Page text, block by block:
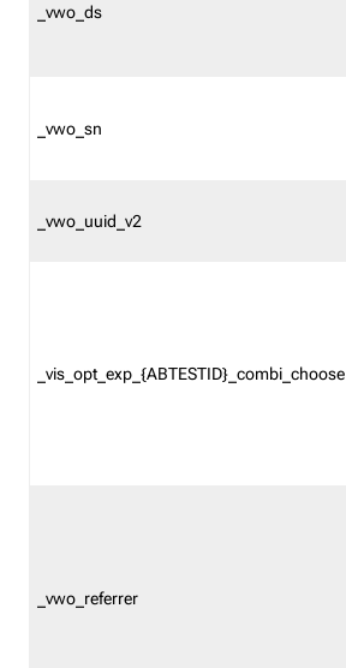
_vwo_ds
_vwo_sn
_vwo_uuid_v2
_vis_opt_exp_{ABTESTID}_combi_choose
_vwo_referrer